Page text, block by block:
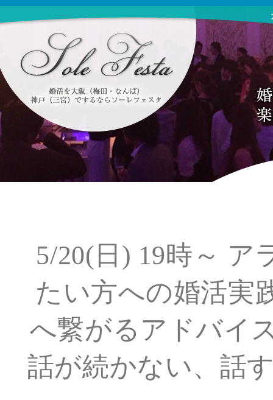
5/20(日) 19時～
たい方への婚活
へ繋がるアドバイ
話が続かない、話